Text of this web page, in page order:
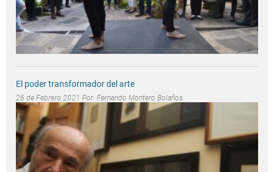
El poder transformador del arte
26 de Febrero 2021 Por: Fernando Montero Bolaños